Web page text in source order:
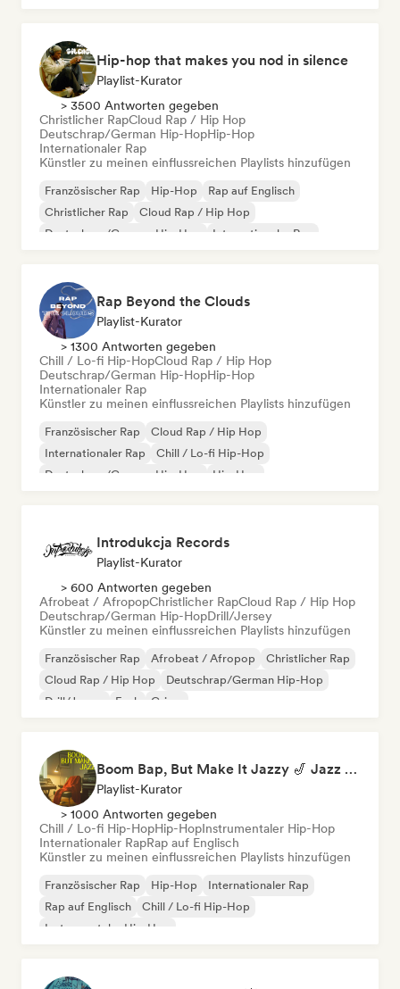
Hip-hop that makes you nod in silence
Playlist-Kurator
> 3500 Antworten gegeben
Christlicher RapCloud Rap / Hip Hop
Deutschrap/German Hip-HopHip-Hop
Internationaler Rap
Künstler zu meinen einflussreichen Playlists hinzufügen
Französischer Rap Hip-Hop
Rap auf Englisch
Christlicher Rap
Cloud Rap / Hip Hop
Deutschrap/German Hip-Hop
Internationaler Rap
Rap Beyond the Clouds
Playlist-Kurator
> 1300 Antworten gegeben
Chill / Lo-fi Hip-HopCloud Rap / Hip Hop
Deutschrap/German Hip-HopHip-Hop
Internationaler Rap
Künstler zu meinen einflussreichen Playlists hinzufügen
Französischer Rap
Cloud Rap / Hip Hop
Internationaler Rap
Chill / Lo-fi Hip-Hop
Deutschrap/German Hip-Hop
Hip-Hop
Introdukcja Records
Playlist-Kurator
> 600 Antworten gegeben
Afrobeat / AfropopChristlicher RapCloud Rap / Hip Hop
Deutschrap/German Hip-HopDrill/Jersey
Künstler zu meinen einflussreichen Playlists hinzufügen
Französischer Rap Afrobeat / Afropop
Christlicher Rap
Cloud Rap / Hip Hop
Deutschrap/German Hip-Hop
Drill/Jersey
Funk Grime
Boom Bap, But Make It Jazzy 🎷 Jazz Rap, Underground & Conscious Hip-Hop
Playlist-Kurator
> 1000 Antworten gegeben
Chill / Lo-fi Hip-HopHip-HopInstrumentaler Hip-Hop
Internationaler RapRap auf Englisch
Künstler zu meinen einflussreichen Playlists hinzufügen
Französischer Rap Hip-Hop
Internationaler Rap
Rap auf Englisch
Chill / Lo-fi Hip-Hop
Instrumentaler Hip-Hop